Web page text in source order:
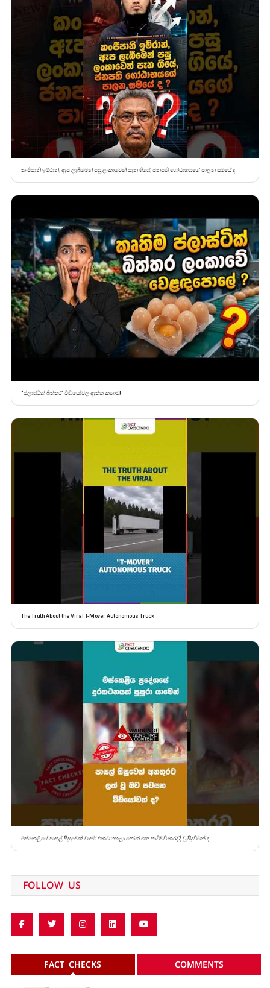
කංජිපානි ඉම්රාන්, ඇප ලැබීමෙන් පසු ලංකාවෙන් පැන ගියේ, ජනපති ගෝඨාභයගේ පාලන සමයේ ද
“ප්ලාස්ටික් බිත්තර” වීඩියෝවල ඇත්ත කතාව!
The Truth About the Viral T-Mover Autonomous Truck
මස්කෙළියේ පාසල් සිසුවෙක් චාජර් එකට ගහලා ෆෝන් එක පාවිච්චි කරද්දී වූ සිදුවීමක් ද
FOLLOW US
FACT CHECKS COMMENTS